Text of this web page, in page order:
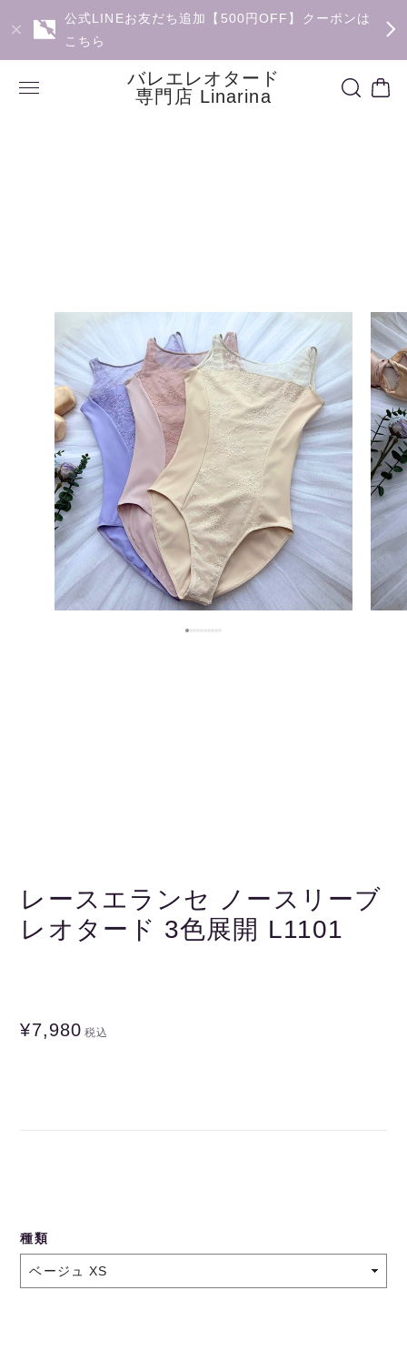
公式LINEお友だち追加【500円OFF】クーポンは
こちら
バレエレオタード
専門店 Linarina
レースエランセ ノースリーブ
レオタード 3色展開 L1101
¥7,980 税込
種類